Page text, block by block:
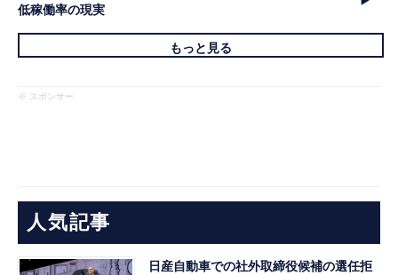
低稼働率の現実
もっと見る
※ スポンサー
人気記事
日産自動車での社外取締役候補の選任拒